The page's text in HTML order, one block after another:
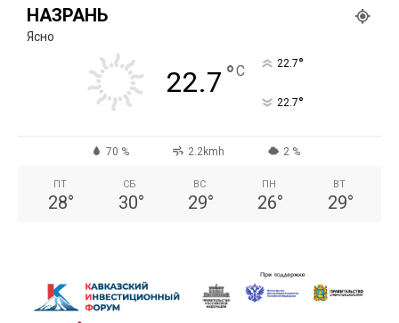
НАЗРАНЬ
Ясно
22.7 °C 22.7°
22.7°
70 % 2.2kmh 2 %
ПТ
28°
СБ
30°
ВС
29°
ПН
26°
ВТ
29°